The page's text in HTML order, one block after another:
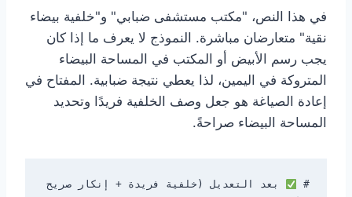
في هذا النص، "مكتب مستشفى ضبابي" و"خلفية بيضاء
نقية" متعارضان مباشرة. النموذج لا يعرف ما إذا كان
يجب رسم الأبيض أو المكتب في المساحة البيضاء
المتروكة في اليمين، لذا يعطي نتيجة ضبابية. المفتاح في
إعادة الصياغة هو جعل وصف الخلفية فريدًا وتحديد
المساحة البيضاء صراحةً.
#